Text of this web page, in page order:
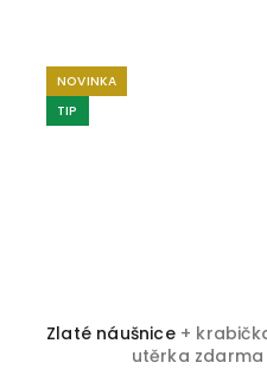
NOVINKA
TIP
Zlaté náušnice +
utěrka zdarma